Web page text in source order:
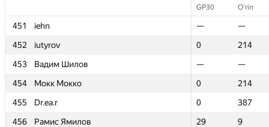
GP30 O‘rin
451 iehn —
—
452
iutyrov 0
214
453
Вадим Шилов —
—
454
Мокк Мокко 0
214
455
Dr.ea.r 0
387
456
Рамис Ямилов 29
9
GP30 O‘rin
451 iehn —
—
452
iutyrov 0
214
453
Вадим Шилов —
—
454
Мокк Мокко 0
214
455
Dr.ea.r 0
387
456
Рамис Ямилов 29
9